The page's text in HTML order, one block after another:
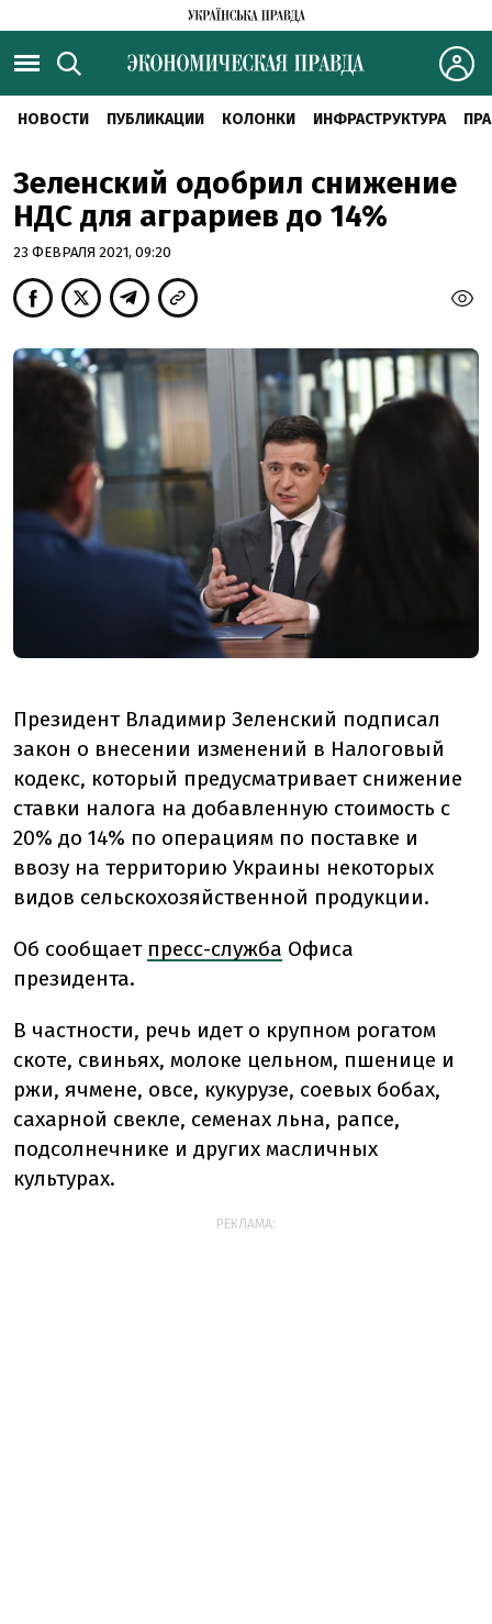
НОВОСТИ ПУБЛИКАЦИИ КОЛОНКИ ИНФРАСТРУКТУРА
Зеленский одобрил снижение
НДС для аграриев до 14%
23 ФЕВРАЛЯ 2021, 09:20
Президент Владимир Зеленский подписал
закон о внесении изменений в Налоговый
кодекс, который предусматривает снижение
ставки налога на добавленную стоимость с
20% до 14% по операциям по поставке и
ввозу на территорию Украины некоторых
видов сельскохозяйственной продукции.
Об сообщает пресс-служба Офиса
президента.
В частности, речь идет о крупном рогатом
скоте, свиньях, молоке цельном, пшенице и
ржи, ячмене, овсе, кукурузе, соевых бобах,
сахарной свекле, семенах льна, рапсе,
подсолнечнике и других масличных
культурах.
РЕКЛАМА: